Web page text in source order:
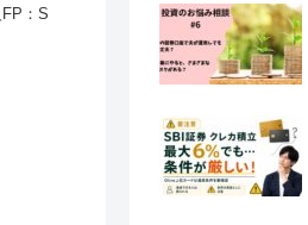
：S